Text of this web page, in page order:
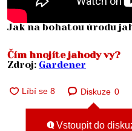
Jak na bohatou úrodu
Čím hnojíte jahody vy?
Zdroj: Gardener
Diskuze 0
Vstoupit do